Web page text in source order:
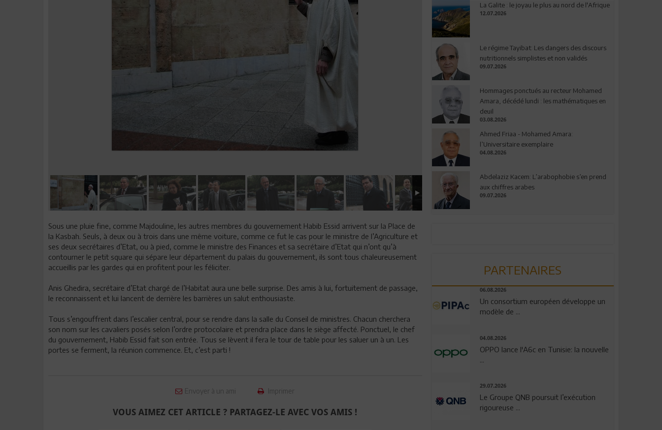
Sous une pluie fine, comme Majdouline, les autres membres du gouvernement Habib Essid arrivent sur la Place de
la Kasbah. Seuls, à deux ou à trois dans une même voiture, comme ce fut le cas pour le ministre de l’Agriculture et
ses deux secrétaires d’Etat, ou à pied, comme le ministre des Finances et sa secrétaire d’Etat qui n’ont qu’à
contourner le petit square qui sépare leur département du palais du gouvernement, ils sont tous chaleureusement
accueillis par les gardes qui en profitent pour les féliciter.
Anis Ghedira, secrétaire d’Etat chargé de l’Habitat aura une belle surprise. Des amis à lui, fortuitement de passage,
le reconnaissent et lui lancent de derrière les barrières un salut enthousiaste.
Tous s’engouffrent dans l’escalier central, pour se rendre dans la salle du Conseil de ministres. Chacun cherchera
son nom sur les cavaliers posés selon l’ordre protocolaire et prendra place dans le siège affecté. Ponctuel, le chef
du gouvernement, Habib Essid fait son entrée. Tous se lèvent il fera le tour de table pour les saluer un à un. Les
portes se ferment, la réunion commence. Et, c’est parti !
Envoyer à un ami Imprimer
VOUS AIMEZ CET ARTICLE ? PARTAGEZ-LE AVEC VOS AMIS !
La Galite : le joyau le plus au nord de l'Afrique
12.07.2026
Le régime Tayibat: Les dangers des discours
nutritionnels simplistes et non validés
09.07.2026
Hommages ponctués au recteur Mohamed
Amara, décédé lundi : les mathématiques en
deuil
03.08.2026
Ahmed Friaa - Mohamed Amara:
l’Universitaire exemplaire
04.08.2026
Abdelaziz Kacem: L’arabophobie s’en prend
aux chiffres arabes
09.07.2026
PARTENAIRES
06.08.2026
Un consortium européen développe un
modèle de ...
04.08.2026
OPPO lance l'A6c en Tunisie: la nouvelle
...
29.07.2026
Le Groupe QNB poursuit l’exécution
rigoureuse ...